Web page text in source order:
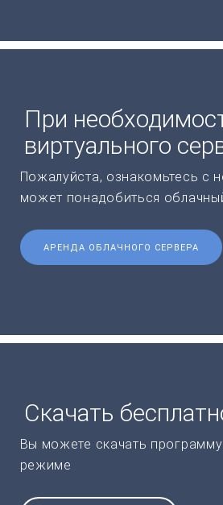
При
виртуального
Пожалуйста, ознакомьтесь с
может понадобиться
АРЕНДА ОБЛАЧНОГО СЕРВЕРА
Скачать
Вы можете скачать
режиме